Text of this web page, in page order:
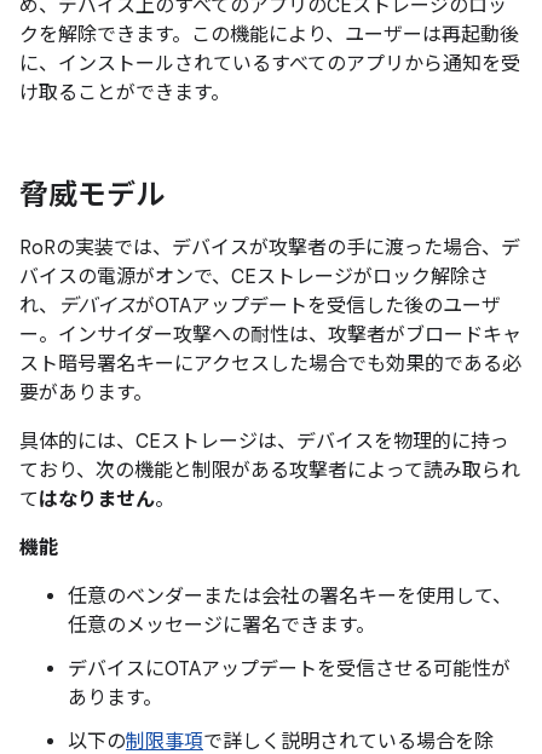
め、デバイス上のすべてのアプリのCEストレージのロッ
クを解除できます。この機能により、ユーザーは再起動後
に、インストールされているすべてのアプリから通知を受
け取ることができます。
脅威モデル
RoRの実装では、デバイスが攻撃者の手に渡った場合、デ
バイスの電源がオンで、CEストレージがロック解除さ
れ、
デバイスがOTAアップデートを受信した後のユーザ
ー。インサイダー攻撃への耐性は、攻撃者がブロードキャ
スト暗号署名キーにアクセスした場合でも効果的である必
要があります。
具体的には、CEストレージは、デバイスを物理的に持っ
ており、次の機能と制限がある攻撃者によって読み取られ
てはなりません。
機能
任意のベンダーまたは会社の署名キーを使用して、
任意のメッセージに署名できます。
デバイスにOTAアップデートを受信させる可能性が
あります。
以下の制限事項で詳しく説明されている場合を除